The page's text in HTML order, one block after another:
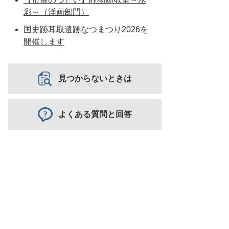
彩～（洋画部門）
国史跡耳取遺跡なつまつり2026を
開催します
見つからないときは
よくある質問と回答